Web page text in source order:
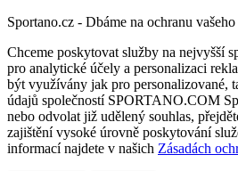
Sportano.cz - Dbáme na ochranu
Chceme poskytovat služby na nejvyšší
pro analytické účely a personalizaci
být využívány jak pro personalizované,
údajů společností SPORTANO.COM
nebo odvolat již udělený souhlas,
zajištění vysoké úrovně poskytování
informací najdete v našich Zásadách